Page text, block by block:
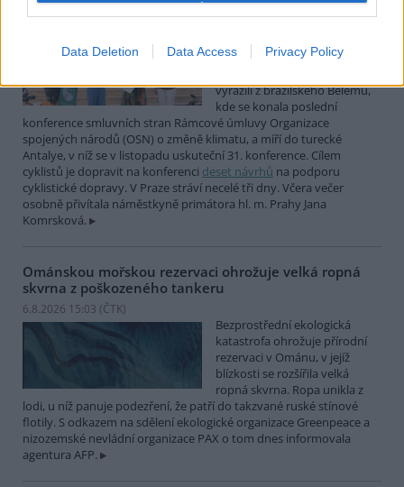
Data Deletion Data Access Privacy Policy
Do Prahy dnes dorazili jezdci
mezinárodní cyklistické štafety
vyrazili z brazilského Belému,
kde se konala poslední
konference smluvních stran Rámcové úmluvy Organizace
spojených národů (OSN) o změně klimatu, a míří do turecké
Antalye, v níž se v listopadu uskuteční 31. konference. Cílem
cyklistů je dopravit na konferenci deset návrhů na podporu
cyklistické dopravy. V Praze stráví necelé tři dny. Včera večer
osobně přivítala náměstkyně primátora hl. m. Prahy Jana
Komrsková.
Ománskou mořskou rezervaci ohrožuje velká ropná
skvrna z poškozeného tankeru
6.8.2026 15:03 (ČTK)
Bezprostřední ekologická
katastrofa ohrožuje přírodní
rezervaci v Ománu, v jejíž
blízkosti se rozšířila velká
ropná skvrna. Ropa unikla z
lodi, u níž panuje podezření, že patří do takzvané ruské stínové
flotily. S odkazem na sdělení ekologické organizace Greenpeace a
nizozemské nevládní organizace PAX o tom dnes informovala
agentura AFP.